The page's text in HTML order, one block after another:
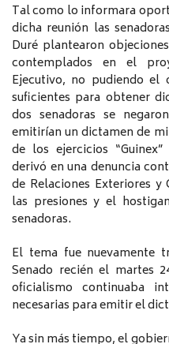
Tal como lo informara
dicha reunión las
Duré plantearon
contemplados en el
Ejecutivo, no pudiendo el
suficientes para obtener
dos senadoras se
emitirían un dictamen de
de los ejercicios
derivó en una denuncia
de Relaciones Exteriores
las presiones y el
senadoras.
El tema fue nuevamente
Senado recién el martes
oficialismo continuaba
necesarias para emitir el
Ya sin más tiempo, el